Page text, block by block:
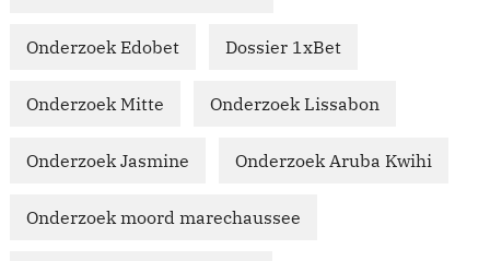
Onderzoek Edobet Dossier 1xBet
Onderzoek Mitte Onderzoek Lissabon
Onderzoek Jasmine Onderzoek Aruba Kwihi
Onderzoek moord marechaussee